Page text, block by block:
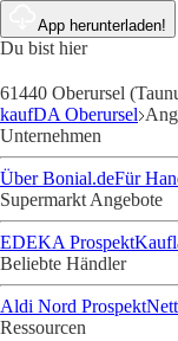
App herunterladen!
Du bist hier
61440 Oberursel
kaufDA Oberursel
Unternehmen
Über Bonial.deFür
Supermarkt Angebote
EDEKA Prospekt
Beliebte Händler
Aldi Nord Prospekt
Ressourcen